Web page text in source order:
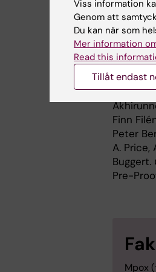
Finn
Peter
A.
Buggert.
Pre-
Mpox
Viss information
Genom att
Du kan när som
Mer information
Read this
Tillåt endast